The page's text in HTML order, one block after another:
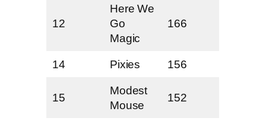
12
Here We
Go
Magic
166
14 Pixies 156
15
Modest
Mouse
152